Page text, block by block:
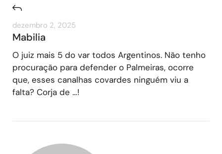
dezembro 2, 2025
Mabilia
O juiz mais 5 do var todos Argentinos. Não tenho
procuração para defender o Palmeiras, ocorre
que, esses canalhas covardes ninguém viu a
falta? Corja de …!